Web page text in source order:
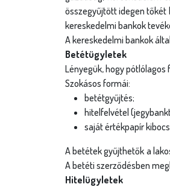
e
g
i
h
e
y
összegyűjtött idegen tőkét
kereskedelmi bankok
A kereskedelmi bankok
Betétügyletek
Lényegük, hogy
Szokásos formái:
betétgyűjtés;
hitelfelvétel
saját értékpapír
A betétek gyűjthetők a
A betéti szerződésben
Hitelügyletek